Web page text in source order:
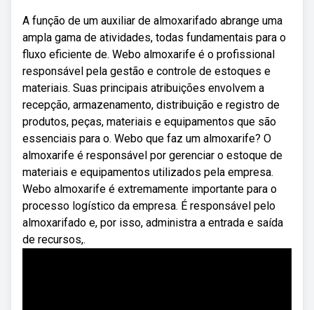
A função de um auxiliar de almoxarifado abrange uma
ampla gama de atividades, todas fundamentais para o
fluxo eficiente de. Webo almoxarife é o profissional
responsável pela gestão e controle de estoques e
materiais. Suas principais atribuições envolvem a
recepção, armazenamento, distribuição e registro de
produtos, peças, materiais e equipamentos que são
essenciais para o. Webo que faz um almoxarife? O
almoxarife é responsável por gerenciar o estoque de
materiais e equipamentos utilizados pela empresa.
Webo almoxarife é extremamente importante para o
processo logístico da empresa. É responsável pelo
almoxarifado e, por isso, administra a entrada e saída
de recursos,.